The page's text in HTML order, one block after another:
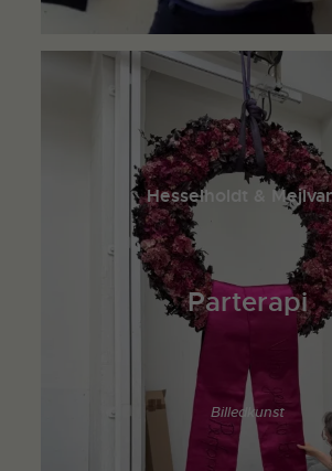
Hesselholdt &
Parterapi
Billedkunst